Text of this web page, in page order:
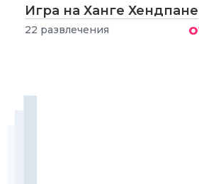
Игра на Ханге Хендпане
22 развлечения